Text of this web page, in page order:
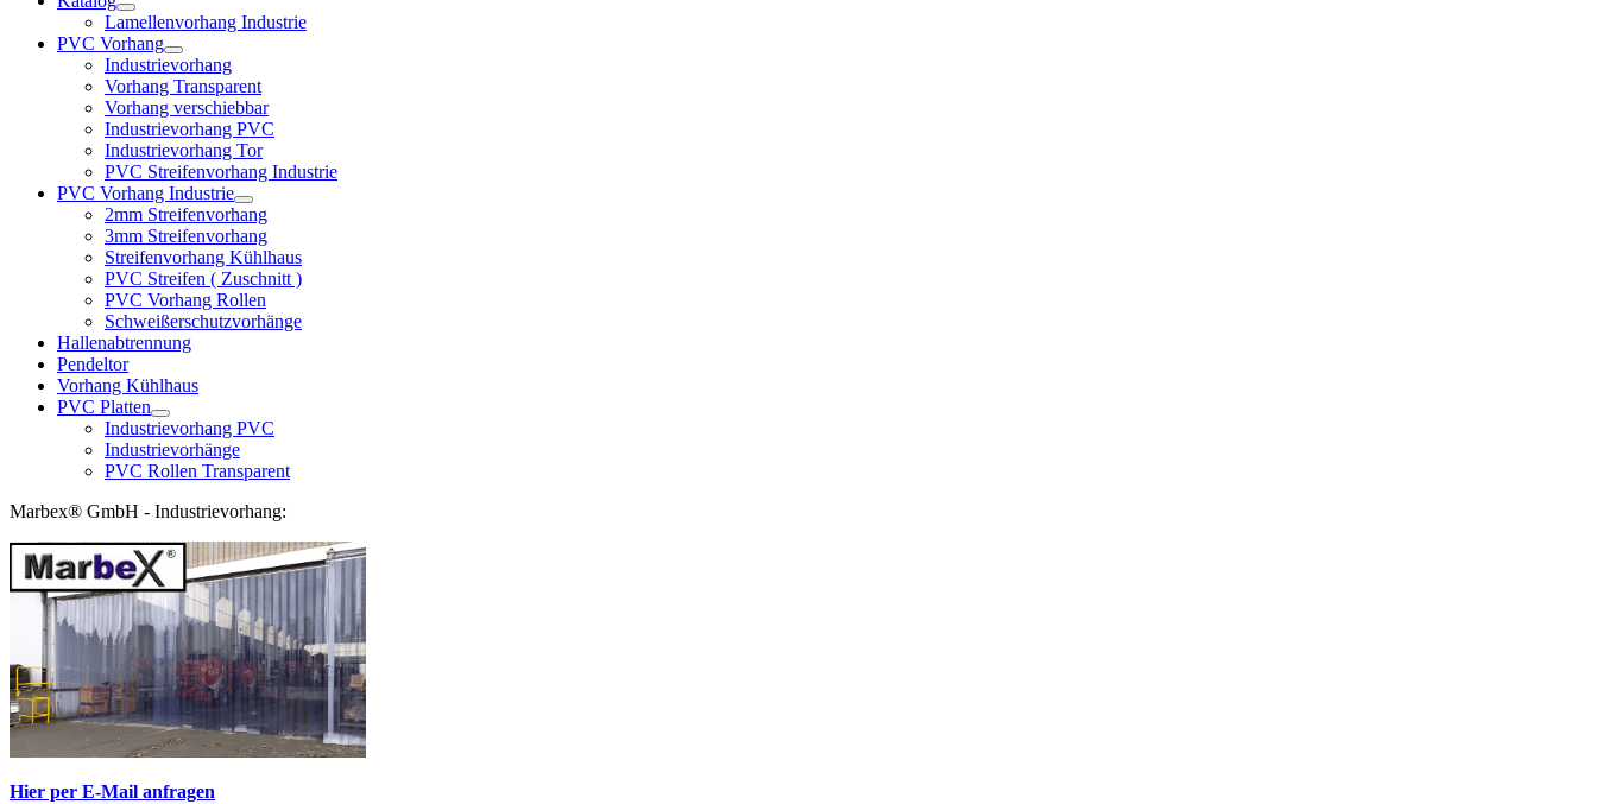
Lamellenvorhang Industrie
PVC Vorhang
Industrievorhang
Vorhang Transparent
Vorhang verschiebbar
Industrievorhang PVC
Industrievorhang Tor
PVC Streifenvorhang Industrie
PVC Vorhang Industrie
2mm Streifenvorhang
3mm Streifenvorhang
Streifenvorhang Kühlhaus
PVC Streifen ( Zuschnitt )
PVC Vorhang Rollen
Schweißerschutzvorhänge
Hallenabtrennung
Pendeltor
Vorhang Kühlhaus
PVC Platten
Industrievorhang PVC
Industrievorhänge
PVC Rollen Transparent
Marbex® GmbH - Industrievorhang:
Hier per E-Mail anfragen